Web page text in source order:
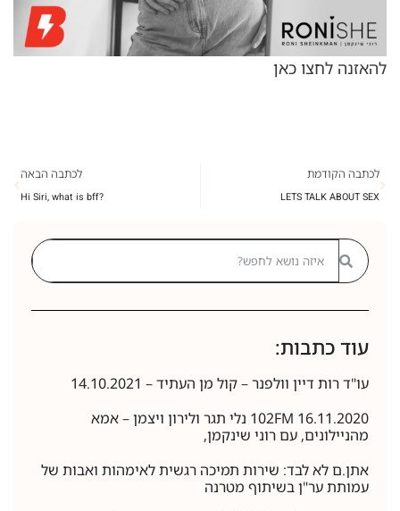
להאזנה לחצו כאן
לכתבה הקודמת
LETS TALK ABOUT SEX
לכתבה הבאה
?Hi Siri, what is bff
עוד כתבות:
עו"ד רות דיין וולפנר – קול מן העתיד – 14.10.2021
16.11.2020 102FM נלי תגר ולירון ויצמן – אמא
מהניילונים, עם רוני שינקמן,
אתן.ם לא לבד: שירות תמיכה רגשית לאימהות ואבות של
עמותת ער"ן בשיתוף מטרנה